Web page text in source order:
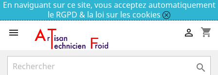
En naviguant sur ce site, vous acceptez automatiquement
le RGPD & la loi sur les cookies
 shopping_cart

